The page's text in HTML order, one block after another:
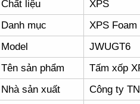
Chất liệu
XPS
Danh mục
XPS Foam
Model
JWUGT6
Tên sản phẩm
Tấm xốp
Nhà sản xuất
Công ty